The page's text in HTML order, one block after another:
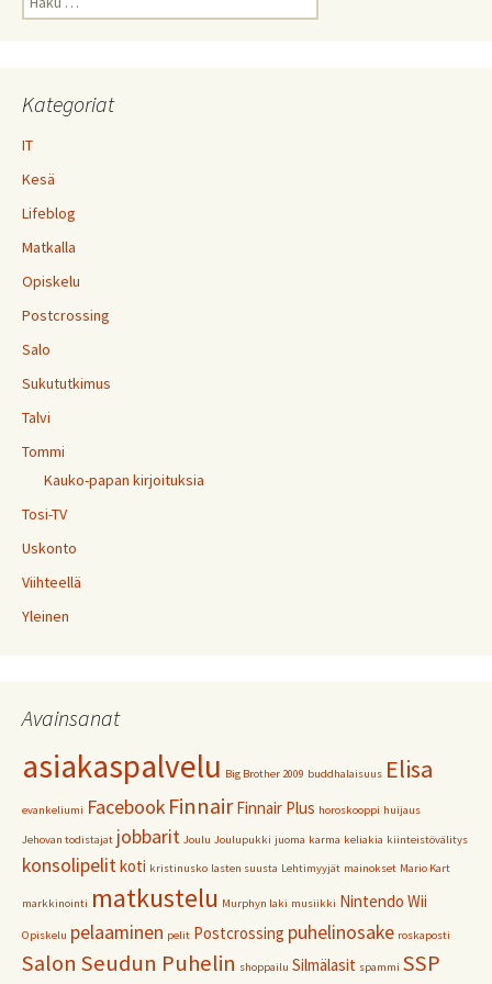
Kategoriat
IT
Kesä
Lifeblog
Matkalla
Opiskelu
Postcrossing
Salo
Sukututkimus
Talvi
Tommi
Kauko-papan kirjoituksia
Tosi-TV
Uskonto
Viihteellä
Yleinen
Avainsanat
asiakaspalvelu Big Brother 2009 buddhalaisuus Elisa
evankeliumi Facebook Finnair Finnair Plus horoskooppi huijaus
Jehovan todistajat jobbarit Joulu Joulupukki juoma karma keliakia kiinteistövälitys
konsolipelitkoti kristinusko lasten suusta Lehtimyyjät mainokset Mario Kart
markkinointi matkustelu Murphyn laki musiikki Nintendo Wii
Opiskelu pelaaminen pelit Postcrossing puhelinosake roskaposti
Salon Seudun Puhelin shoppailu Silmälasit spammi SSP